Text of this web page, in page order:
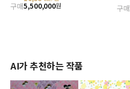
구매5,500,000원 구매
AI가 추천하는 작품